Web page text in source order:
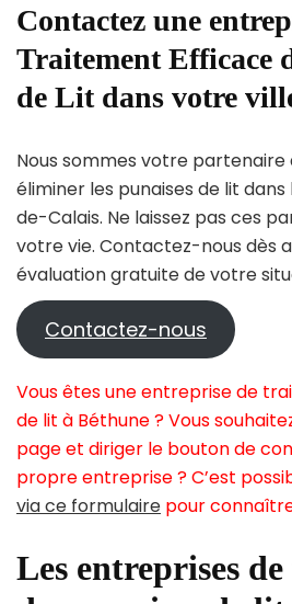
Contactez une
Traitement Efficace
de Lit dans votre
Nous sommes votre
éliminer les punaises de lit
de-Calais. Ne laissez pas ces
votre vie. Contactez-nous dès
évaluation gratuite de votre
Contactez-nous
Vous êtes une entreprise de
de lit à Béthune ? Vous
page et diriger le bouton de
propre entreprise ? C’est
via ce formulaire pour
Les entreprises